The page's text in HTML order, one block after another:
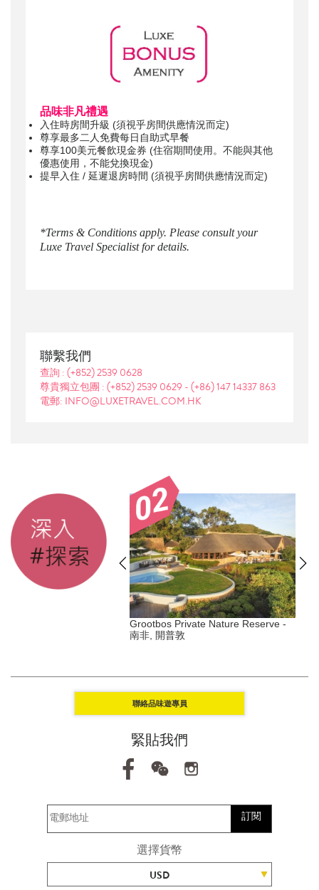
品味非凡禮遇
入住時房間升級 (須視乎房間供應情況而定)
尊享最多二人免費每日自助式早餐
尊享100美元餐飲現金券 (住宿期間使用。不能與其他
優惠使用，不能兌換現金)
提早入住 / 延遲退房時間 (須視乎房間供應情況而定)
*Terms & Conditions apply. Please consult your
Luxe Travel Specialist for details.
聯繫我們
查詢 : (+852) 2539 0628
尊貴獨立包團 : (+852) 2539 0629 - (+86) 147 14337 863
電郵: INFO@LUXETRAVEL.COM.HK
Grootbos Private Nature Reserve -
南非, 開普敦
聯絡品味遊專員
緊貼我們
訂閱
選擇貨幣
USD